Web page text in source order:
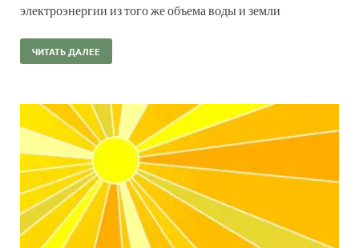
электроэнергии из того же объема воды и земли
ЧИТАТЬ ДАЛЕЕ